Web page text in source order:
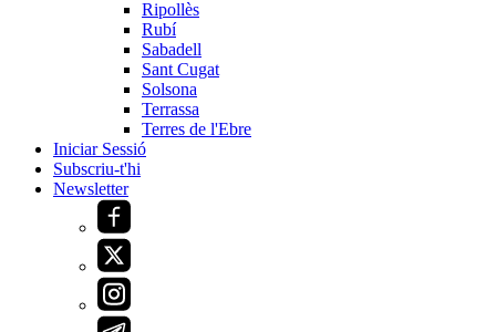
Ripollès
Rubí
Sabadell
Sant Cugat
Solsona
Terrassa
Terres de l'Ebre
Iniciar Sessió
Subscriu-t'hi
Newsletter